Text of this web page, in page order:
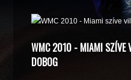
WMC 2010 - MIAMI SZÍVE
DOBOG